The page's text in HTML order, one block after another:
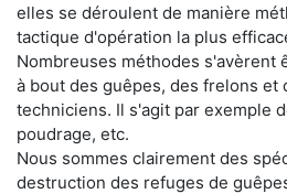
elles se déroulent de manière
tactique d'opération la plus
Nombreuses méthodes s'avèrent
à bout des guêpes, des frelons et
techniciens. Il s'agit par exemple
poudrage, etc.
Nous sommes clairement des
destruction des refuges de